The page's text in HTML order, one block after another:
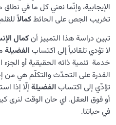
الخيال، الوهم، العقل و القلب
تبيين دور الحس في الحياة من
الحسي و أضراره
ما هي قوة الخيال وما هو دورها في
ما هو الوهم وما هي علاقته
حياتنا؟
تعریف قوة العقل ودراسة الفروق بین
الإيجابية، وإنّما نعني كل ما في
تخریب الجص على الحائطكمالاً
تبين دراسة هذا التمييز أنكمال
لا تؤدي تلقائياً إلى اكتساب الفضيلة
خدمة تنمية ذاته الحقيقية أو
القدرة على التحدّث والتكلّم هي من
تؤدّي إلى اکتساب الفضیلة إلّا إذا
أو فوق العقل. اي حان الوقت لنری
في حیاتنا.